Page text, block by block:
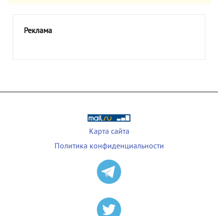
Реклама
Карта сайта
Политика конфиденциальности